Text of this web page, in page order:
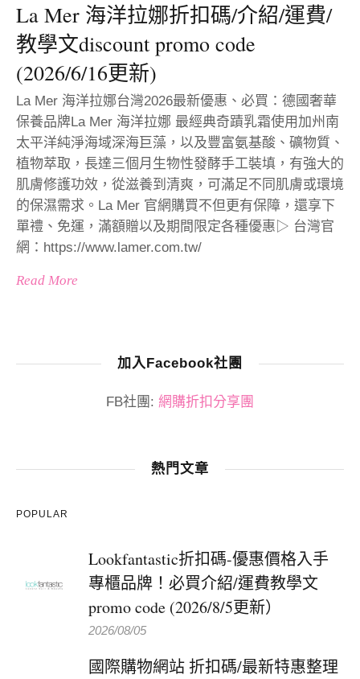
La Mer 海洋拉娜折扣碼/介紹/運費/
教學文discount promo code
(2026/6/16更新)
La Mer 海洋拉娜台灣2026最新優惠、必買：德國奢華
保養品牌La Mer 海洋拉娜 最經典奇蹟乳霜使用加州南
太平洋純淨海域深海巨藻，以及豐富氨基酸、礦物質、
植物萃取，長達三個月生物性發酵手工裝填，有強大的
肌膚修護功效，從滋養到清爽，可滿足不同肌膚或環境
的保濕需求。La Mer 官網購買不但更有保障，還享下
單禮、免運，滿額贈以及期間限定各種優惠▷ 台灣官
網：https://www.lamer.com.tw/
Read More
加入Facebook社團
FB社團: 網購折扣分享團
熱門文章
POPULAR
Lookfantastic折扣碼-優惠價格入手
專櫃品牌！必買介紹/運費教學文
promo code (2026/8/5更新）
2026/08/05
國際購物網站 折扣碼/最新特惠整理